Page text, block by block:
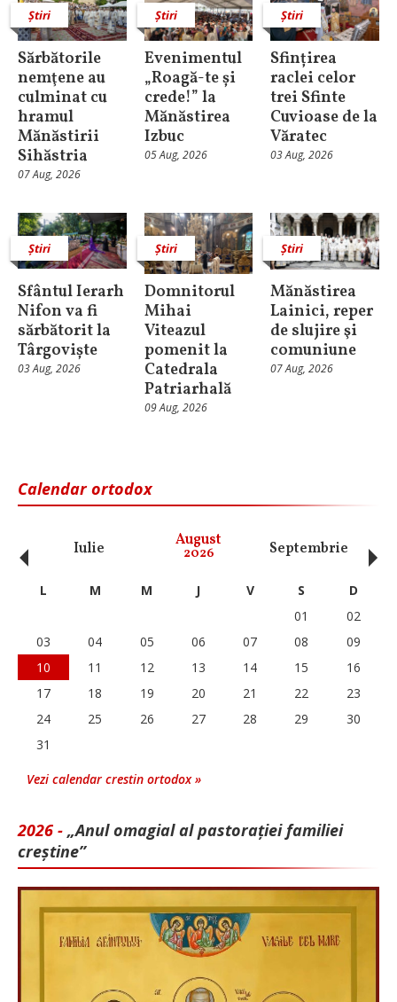
Știri
Sărbătorile
nemţene au
culminat cu
hramul
Mănăstirii
Sihăstria
07 Aug, 2026
Știri
Evenimentul
„Roagă-te și
crede!” la
Mănăstirea
Izbuc
05 Aug, 2026
Știri
Sfințirea
raclei celor
trei Sfinte
Cuvioase de la
Văratec
03 Aug, 2026
Știri
Sfântul Ierarh
Nifon va fi
sărbătorit la
Târgoviște
03 Aug, 2026
Știri
Domnitorul
Mihai
Viteazul
pomenit la
Catedrala
Patriarhală
09 Aug, 2026
Știri
Mănăstirea
Lainici, reper
de slujire şi
comuniune
07 Aug, 2026
Calendar ortodox
Iulie August
2026 Septembrie
‹ L M M J V S
D
01
02
03
04 05 06 07 08
09
10
11 12 13 14 15
16
17
18 19 20 21 22
23
24
25 26 27 28 29
30
31
Vezi calendar crestin ortodox »
2026 - „Anul omagial al pastorației familiei
creștine”